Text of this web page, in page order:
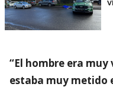
“El hombre era
estaba muy metido